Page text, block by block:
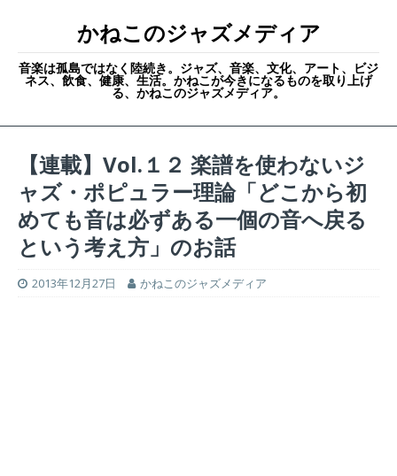
かねこのジャズメディア
音楽は孤島ではなく陸続き。ジャズ、音楽、文化、アート、ビジ
ネス、飲食、健康、生活。かねこが今きになるものを取り上げ
る、かねこのジャズメディア。
【連載】Vol.１２ 楽譜を使わないジ
ャズ・ポピュラー理論「どこから初
めても音は必ずある一個の音へ戻る
という考え方」のお話
2013年12月27日 かねこのジャズメディア